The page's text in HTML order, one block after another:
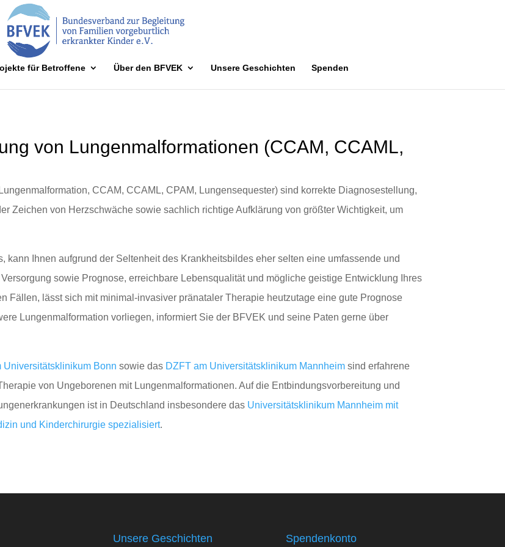
für Betroffene Über den BFVEK Unsere Geschichten Spenden
von Lungenmalformationen (CCAM, CCAML,
CCAM, CCAML, CPAM, Lungensequester) sind korrekte Diagnosestellung,
Zeichen von Herzschwäche sowie sachlich richtige Aufklärung von größter Wichtigkeit, um
kann Ihnen aufgrund der Seltenheit des Krankheitsbildes eher selten eine umfassende und
sowie Prognose, erreichbare Lebensqualität und mögliche geistige Entwicklung Ihres
Fällen, lässt sich mit minimal-invasiver pränataler Therapie heutzutage eine gute Prognose
Lungenmalformation vorliegen, informiert Sie der BFVEK und seine Paten gerne über
Universitätsklinikum Bonn sowie das DZFT am Universitätsklinikum Mannheim sind erfahrene
von Ungeborenen mit Lungenmalformationen. Auf die Entbindungsvorbereitung und
ist in Deutschland insbesondere das Universitätsklinikum Mannheim mit
und Kinderchirurgie spezialisiert.
Unsere Geschichten Spendenkonto